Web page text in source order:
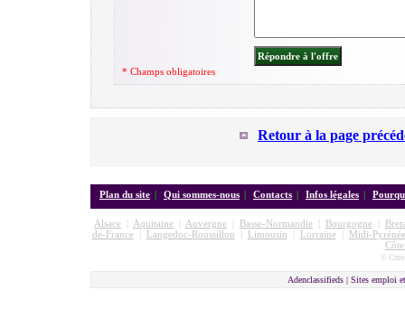
* Champs obligatoires
Retour à la page
Plan du site | Qui sommes-nous | Contacts | Infos légales |
Alsace Aquitaine Auvergne Basse-Normandie Bourgogne
de-France| Langedoc-Roussillon Limousin Lorraine|
Midi-
©
Adenclassifieds | Sites emploi